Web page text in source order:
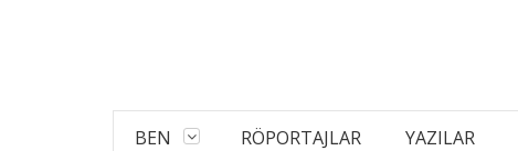
BEN RÖPORTAJLAR YAZILAR